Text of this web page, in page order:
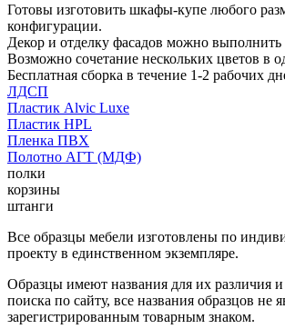
Готовы изготовить шкафы-купе любого
конфигурации.
Декор и отделку фасадов можно выполнить
Возможно сочетание нескольких цветов в
Бесплатная сборка в течение 1-2 рабочих
ЛДСП
Пластик Alvic Luxe
Пластик HPL
Пленка ПВХ
Полотно АГТ (МДФ)
полки
корзины
штанги
Все образцы мебели изготовлены по
проекту в единственном экземпляре.
Образцы имеют названия для их различия и
поиска по сайту, все названия образцов не
зарегистрированным товарным знаком.